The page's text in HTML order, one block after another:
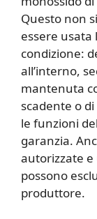
Questo non
essere
condizione:
all’interno,
mantenuta
scadente o
le funzioni
garanzia.
autorizzate
possono
produttore.